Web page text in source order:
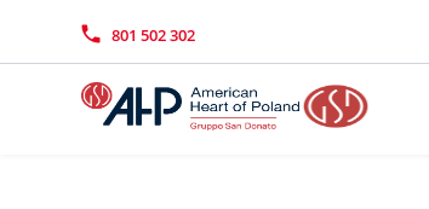
801 502 302